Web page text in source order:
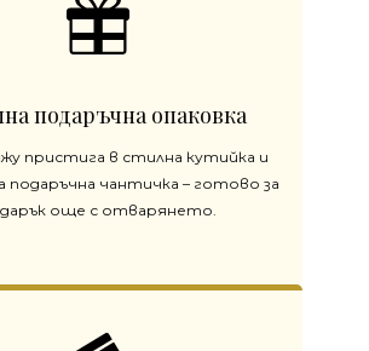
подаръчна опаковка
пристига в стилна кутийка и
подаръчна чантичка – готово за
още с отварянето.